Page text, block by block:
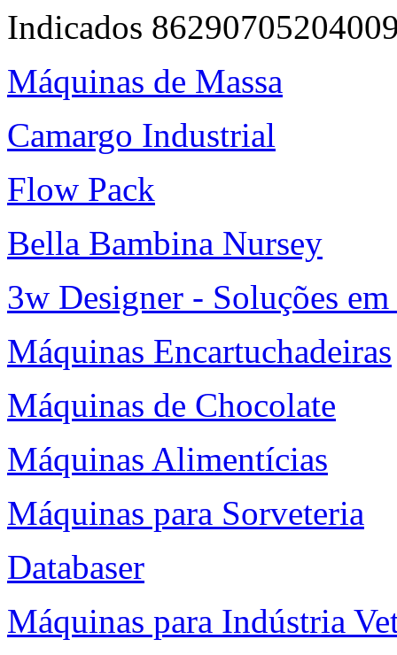
Indicados
Máquinas de Massa
Camargo Industrial
Flow Pack
Bella Bambina Nursey
3w Designer - Soluções
Máquinas Encartuchadeiras
Máquinas de Chocolate
Máquinas Alimentícias
Máquinas para Sorveteria
Databaser
Máquinas para Indústria